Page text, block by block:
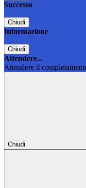
Successo
Chiudi
Informazione
Chiudi
Attendere...
Attendere il
Chiudi